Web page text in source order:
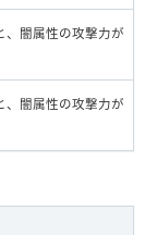
、闇属性の攻撃力が
、闇属性の攻撃力が